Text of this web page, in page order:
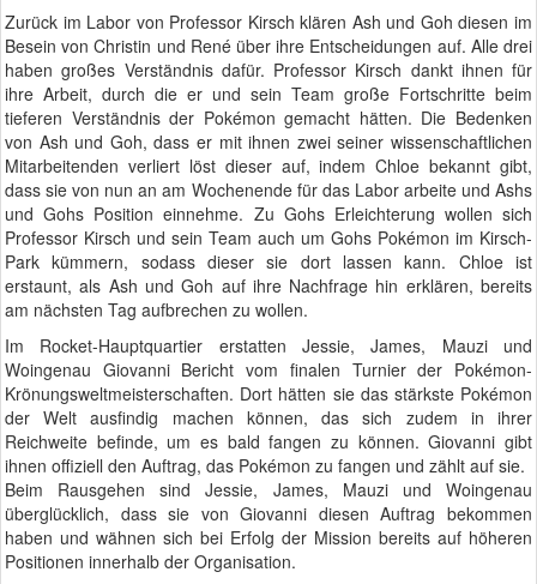
Zurück im Labor von Professor Kirsch klären Ash und Goh diesen im
Besein von Christin und René über ihre Entscheidungen auf. Alle drei
haben großes Verständnis dafür. Professor Kirsch dankt ihnen für
ihre Arbeit, durch die er und sein Team große Fortschritte beim
tieferen Verständnis der Pokémon gemacht hätten. Die Bedenken
von Ash und Goh, dass er mit ihnen zwei seiner wissenschaftlichen
Mitarbeitenden verliert löst dieser auf, indem Chloe bekannt gibt,
dass sie von nun an am Wochenende für das Labor arbeite und Ashs
und Gohs Position einnehme. Zu Gohs Erleichterung wollen sich
Professor Kirsch und sein Team auch um Gohs Pokémon im Kirsch-
Park kümmern, sodass dieser sie dort lassen kann. Chloe ist
erstaunt, als Ash und Goh auf ihre Nachfrage hin erklären, bereits
am nächsten Tag aufbrechen zu wollen.
Im Rocket-Hauptquartier erstatten Jessie, James, Mauzi und
Woingenau Giovanni Bericht vom finalen Turnier der Pokémon-
Krönungsweltmeisterschaften. Dort hätten sie das stärkste Pokémon
der Welt ausfindig machen können, das sich zudem in ihrer
Reichweite befinde, um es bald fangen zu können. Giovanni gibt
ihnen offiziell den Auftrag, das Pokémon zu fangen und zählt auf sie.
Beim Rausgehen sind Jessie, James, Mauzi und Woingenau
überglücklich, dass sie von Giovanni diesen Auftrag bekommen
haben und wähnen sich bei Erfolg der Mission bereits auf höheren
Positionen innerhalb der Organisation.